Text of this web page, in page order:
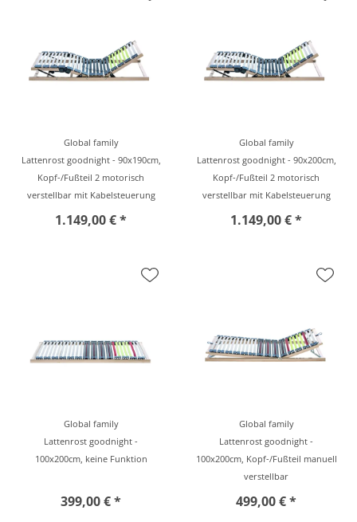
Global family
Lattenrost goodnight - 90x190cm,
Kopf-/Fußteil 2 motorisch
verstellbar mit Kabelsteuerung
1.149,00 € *
Global family
Lattenrost goodnight - 90x200cm,
Kopf-/Fußteil 2 motorisch
verstellbar mit Kabelsteuerung
1.149,00 € *
Global family
Lattenrost goodnight -
100x200cm, keine Funktion
399,00 € *
Global family
Lattenrost goodnight -
100x200cm, Kopf-/Fußteil manuell
verstellbar
499,00 € *